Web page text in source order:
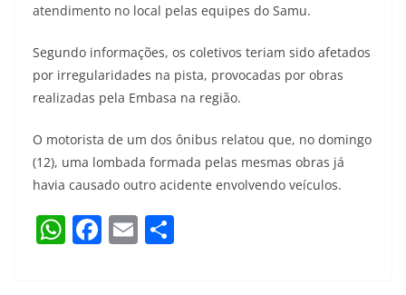
atendimento no local pelas equipes do Samu.
Segundo informações, os coletivos teriam sido afetados
por irregularidades na pista, provocadas por obras
realizadas pela Embasa na região.
O motorista de um dos ônibus relatou que, no domingo
(12), uma lombada formada pelas mesmas obras já
havia causado outro acidente envolvendo veículos.
W F E